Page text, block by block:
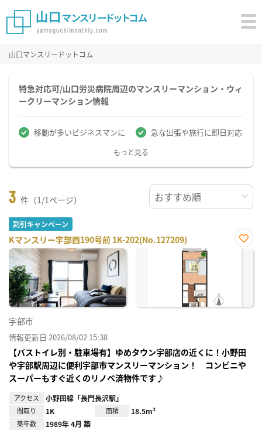
山口マンスリードットコム
特急対応可/山口労災病院周辺のマンスリーマンション・ウィ
ークリーマンション情報
移動が多いビジネスマンに 急な出張や旅行に即日対応
もっと見る
3 件（1/1ページ）
割引キャンペーン
Kマンスリー宇部西190号前 1K-202(No.127209)
お気
宇部市
情報更新日 2026/08/02 15:38
【バストイレ別・駐車場有】ゆめタウン宇部店の近くに！小野田
や宇部駅周辺に便利宇部市マンスリーマンション！ コンビニや
スーパーもすぐ近くのリノベ済物件です♪
アクセス 小野田線「長門長沢駅」
間取り 1K 面積 18.5m²
築年数 1989年 4月 築